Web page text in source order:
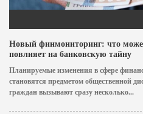
Новый финмониторинг: что
повлияет на банковскую тайну
Планируемые изменения в сфере
становятся предметом общественной
граждан вызывают сразу несколько...